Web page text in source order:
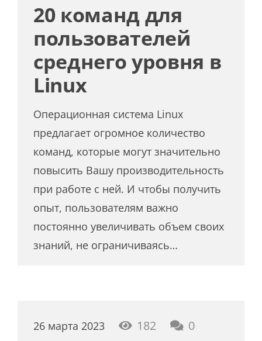
20 команд для
пользователей
среднего уровня в
Linux
Операционная система Linux
предлагает огромное количество
команд, которые могут значительно
повысить Вашу производительность
при работе с ней. И чтобы получить
опыт, пользователям важно
постоянно увеличивать объем своих
знаний, не ограничиваясь…
26 марта 2023 182 0